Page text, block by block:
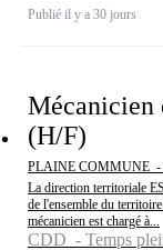
Publié il y a 30 jours
Mécanicien
(H/F)
PLAINE COMMUNE -
La direction territoriale
de l'ensemble du
mécanicien est chargé à...
CDD - Temps